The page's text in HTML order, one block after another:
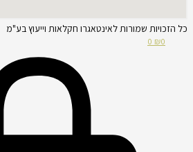
כל הזכויות שמורות לאינטאגרו חקלאות וייעוץ בע"מ
₪0
0